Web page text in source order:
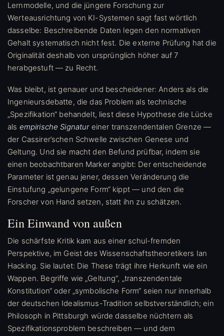
Lernmodelle, und die jüngere Forschung zur
Werteausrichtung von KI-Systemen sagt fast wörtlich
dasselbe: Beschreibende Daten legen den normativen
Gehalt systematisch nicht fest. Die externe Prüfung hat die
Originalität deshalb von ursprünglich höher auf 7
herabgestuft — zu Recht.
Was bleibt, ist genauer und bescheidener: Anders als die
Ingenieursdebatte, die das Problem als technische
„Spezifikation“ behandelt, liest diese Hypothese die Lücke
als empirische Signatureiner transzendentalen Grenze —
der Cassirer’schen Schwelle zwischen Genese und
Geltung. Und sie macht den Befund prüfbar, indem sie
einen beobachtbaren Marker angibt: Der entscheidende
Parameter ist genau jener, dessen Veränderung die
Einstufung „gelungene Form“ kippt — und den die
Forscher von Hand setzen, statt ihn zu schätzen.
Ein Einwand von außen
Die schärfste Kritik kam aus einer schul-fremden
Perspektive, im Geist des Wissenschaftstheoretikers Ian
Hacking. Sie lautet: Die These trägt ihre Herkunft wie ein
Wappen. Begriffe wie „Geltung“, „transzendentale
Konstitution“ oder „symbolische Form“ seien nur innerhalb
der deutschen Idealismus-Tradition selbstverständlich; ein
Philosoph in Pittsburgh würde dasselbe nüchtern als
Spezifikationsproblem beschreiben — und dem